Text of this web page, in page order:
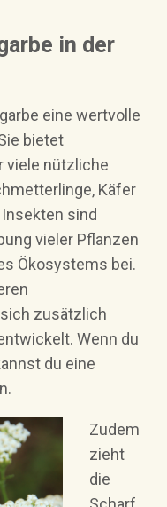
in der
eine wertvolle
bietet
viele nützliche
Käfer
sind
vieler Pflanzen
Ökosystems bei.
zusätzlich
Wenn du
du eine
Zudem
zieht
die